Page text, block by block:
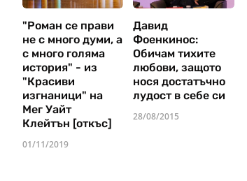
"Роман се прави
не с много думи, а
с много голяма
история" - из
"Красиви
изгнаници" на
Мег Уайт
Клейтън [откъс]
01/11/2019
Давид
Фоенкинос:
Обичам тихите
любови, защото
нося достатъчно
лудост в себе си
28/08/2015